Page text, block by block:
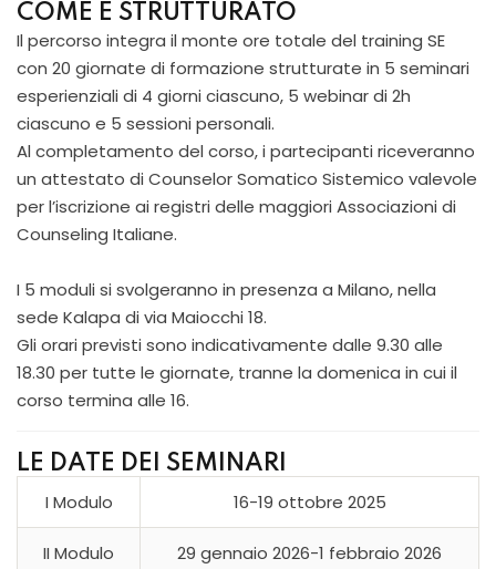
COME È STRUTTURATO
Il percorso integra il monte ore totale del training SE
con 20 giornate di formazione strutturate in 5 seminari
esperienziali di 4 giorni ciascuno, 5 webinar di 2h
ciascuno e 5 sessioni personali.
Al completamento del corso, i partecipanti riceveranno
un attestato di Counselor Somatico Sistemico valevole
per l’iscrizione ai registri delle maggiori Associazioni di
Counseling Italiane.
I 5 moduli si svolgeranno in presenza a Milano, nella
sede Kalapa di via Maiocchi 18.
Gli orari previsti sono indicativamente dalle 9.30 alle
18.30 per tutte le giornate, tranne la domenica in cui il
corso termina alle 16.
LE DATE DEI SEMINARI
I Modulo 16-19 ottobre 2025
II Modulo 29 gennaio 2026-1 febbraio 2026